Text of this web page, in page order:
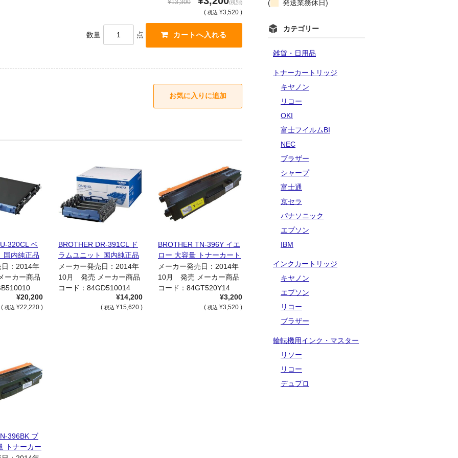
¥13,300 (税別)
( 税込 ¥3,520 )
数量 点
320CL ベ
国内純正品
：2014年
カー商品
¥20,200
( 税込 ¥22,220 )
BROTHER DR-391CL ド
ラムユニット 国内純正品
メーカー発売日：2014年
10月 発売 メーカー商品
コード：84GD510014
¥14,200
( 税込 ¥15,620 )
BROTHER TN-396Y イエ
ロー 大容量 トナーカート
リッジ 国内リサイクル品
メーカー発売日：2014年
10月 発売 メーカー商品
コード：84GT520Y14
¥3,200
( 税込 ¥3,520 )
396BK ブ
トナーカー
( 発送業務休日)
カテゴリー
雑貨・日用品
トナーカートリッジ
キヤノン
リコー
OKI
富士フイルムBI
NEC
ブラザー
シャープ
富士通
京セラ
パナソニック
エプソン
IBM
インクカートリッジ
キヤノン
エプソン
リコー
ブラザー
輪転機用インク・マスター
リソー
リコー
デュプロ